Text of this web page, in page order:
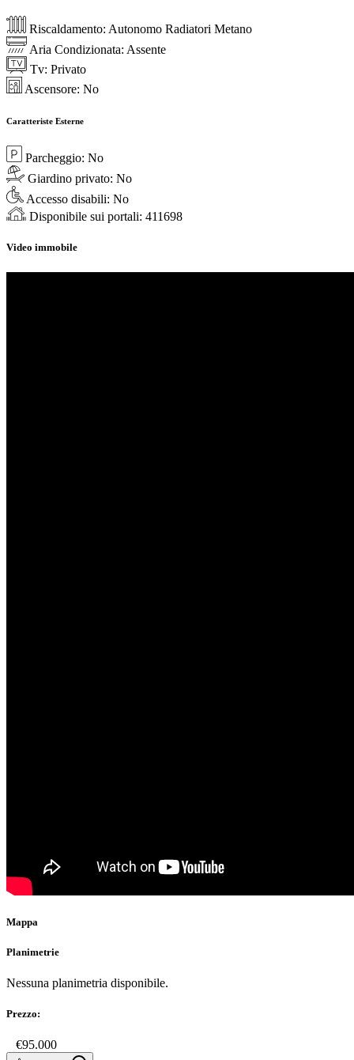
Riscaldamento: Autonomo Radiatori Metano
Aria Condizionata: Assente
Tv:Privato
Ascensore:No
Caratteriste Esterne
Parcheggio: No
Giardino privato:No
Accesso disabili:No
Disponibile sui portali: 411698
Video immobile
Mappa
Planimetrie
Nessuna planimetria disponibile.
Prezzo:
€95.000